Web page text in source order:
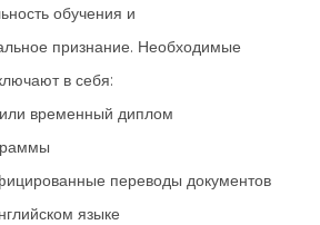
обучения и
признание. Необходимые
в себя:
временный диплом
переводы документов
языке